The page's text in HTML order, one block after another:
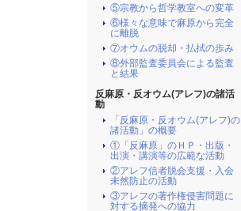
⑤宗教から哲学教室への変革
⑥様々な意味で麻原から完全
に離脱
⑦オウムの脱却・払拭の歩み
⑧外部監査委員会による監査
と結果
反麻原・反オウム(アレフ)の諸活
動
「反麻原・反オウム(アレフ)の
諸活動」の概要
①「反麻原」のＨＰ・出版・
出演・講演等の広範な活動
②アレフ信者脱会支援・入会
未然防止の活動
③アレフの著作権侵害問題に
対する摘発への協力